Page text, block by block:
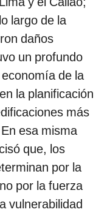
largo de la
daños
un profundo
de la
la planificación
más
esa misma
que, los
por la
por la fuerza
vulnerabilidad